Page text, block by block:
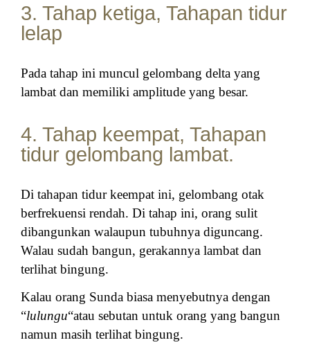
3. Tahap ketiga, Tahapan tidur
lelap
Pada tahap ini muncul gelombang delta yang
lambat dan memiliki amplitude yang besar.
4. Tahap keempat, Tahapan
tidur gelombang lambat.
Di tahapan tidur keempat ini, gelombang otak
berfrekuensi rendah. Di tahap ini, orang sulit
dibangunkan walaupun tubuhnya diguncang.
Walau sudah bangun, gerakannya lambat dan
terlihat bingung.
Kalau orang Sunda biasa menyebutnya dengan
“lulungu“atau sebutan untuk orang yang bangun
namun masih terlihat bingung.